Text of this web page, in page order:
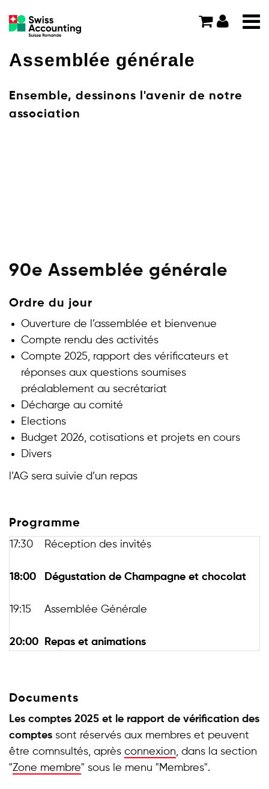
Assemblée générale
Ensemble, dessinons l'avenir de notre
association
90e Assemblée générale
Ordre du jour
Ouverture de l’assemblée et bienvenue
Compte rendu des activités
Compte 2025, rapport des vérificateurs et
réponses aux questions soumises
préalablement au secrétariat
Décharge au comité
Elections
Budget 2026, cotisations et projets en cours
Divers
l’AG sera suivie d’un repas
Programme
17:30 Réception des invités
18:00 Dégustation de Champagne et chocolat
19:15 Assemblée Générale
20:00 Repas et animations
Documents
Les comptes 2025 et le rapport de vérification des
comptes sont réservés aux membres et peuvent
être comnsultés, après connexion, dans la section
"Zone membre" sous le menu "Membres".